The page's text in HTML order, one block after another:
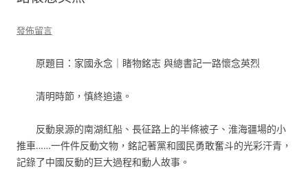
發佈留言
原題目：家國永念｜睹物銘志 與總書記一路懷念英烈
清明時節，慎終追遠。
反動泉源的南湖紅船、長征路上的半條被子、淮海疆場的小
推車……一件件反動文物，銘記著黨和國民勇敢奮斗的光彩汗青，
記錄了中國反動的巨大過程和動人故事。